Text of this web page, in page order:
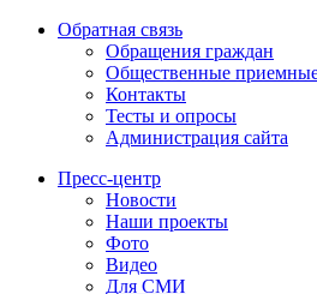
Обратная cвязь
Обращения граждан
Общественные приемные
Контакты
Тесты и опросы
Администрация сайта
Пресс-центр
Новости
Наши проекты
Фото
Видео
Для СМИ